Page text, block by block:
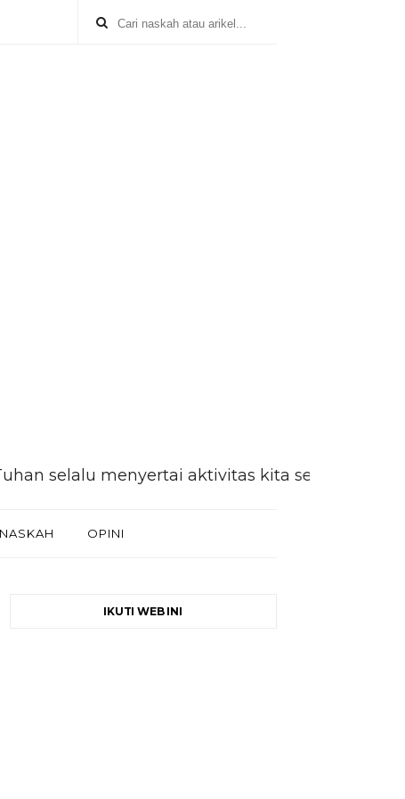
menyertai aktivitas kita selaku khalifah di
OPINI
IKUTI WEB INI